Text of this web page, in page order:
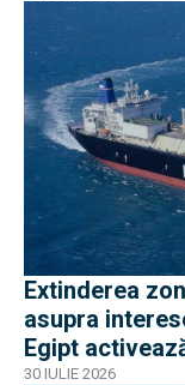
Extinderea
asupra
Egipt
30 IULIE 2026